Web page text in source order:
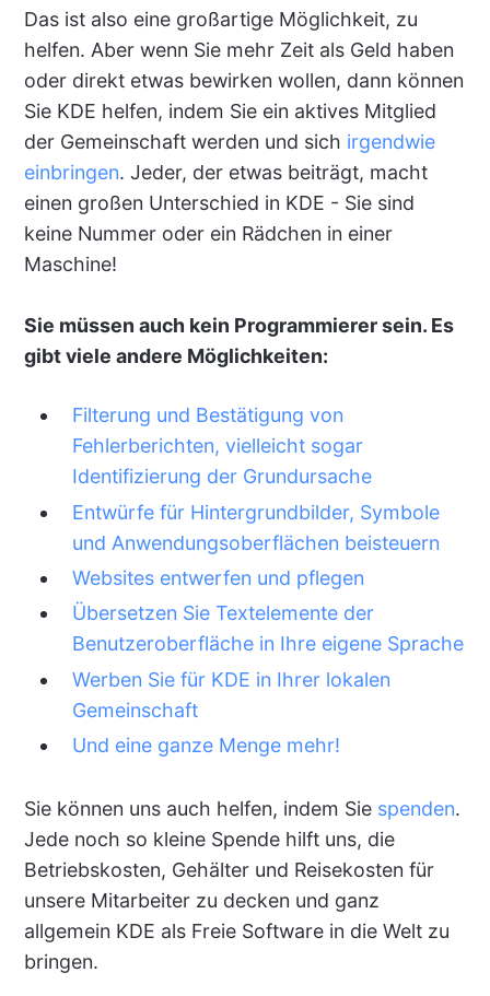
Das ist also eine großartige Möglichkeit, zu
helfen. Aber wenn Sie mehr Zeit als Geld haben
oder direkt etwas bewirken wollen, dann können
Sie KDE helfen, indem Sie ein aktives Mitglied
der Gemeinschaft werden und sich irgendwie
einbringen. Jeder, der etwas beiträgt, macht
einen großen Unterschied in KDE - Sie sind
keine Nummer oder ein Rädchen in einer
Maschine!
Sie müssen auch kein Programmierer sein. Es
gibt viele andere Möglichkeiten:
Filterung und Bestätigung von
Fehlerberichten, vielleicht sogar
Identifizierung der Grundursache
Entwürfe für Hintergrundbilder, Symbole
und Anwendungsoberflächen beisteuern
Websites entwerfen und pflegen
Übersetzen Sie Textelemente der
Benutzeroberfläche in Ihre eigene Sprache
Werben Sie für KDE in Ihrer lokalen
Gemeinschaft
Und eine ganze Menge mehr!
Sie können uns auch helfen, indem Sie spenden.
Jede noch so kleine Spende hilft uns, die
Betriebskosten, Gehälter und Reisekosten für
unsere Mitarbeiter zu decken und ganz
allgemein KDE als Freie Software in die Welt zu
bringen.